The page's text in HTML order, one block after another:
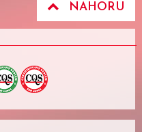
NAHORU